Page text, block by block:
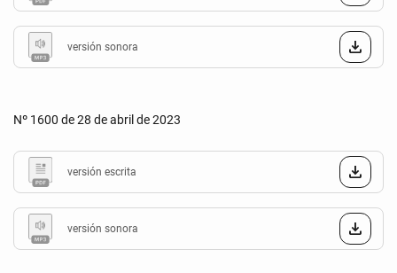
versión sonora
Nº 1600 de 28 de abril de 2023
versión escrita
versión sonora